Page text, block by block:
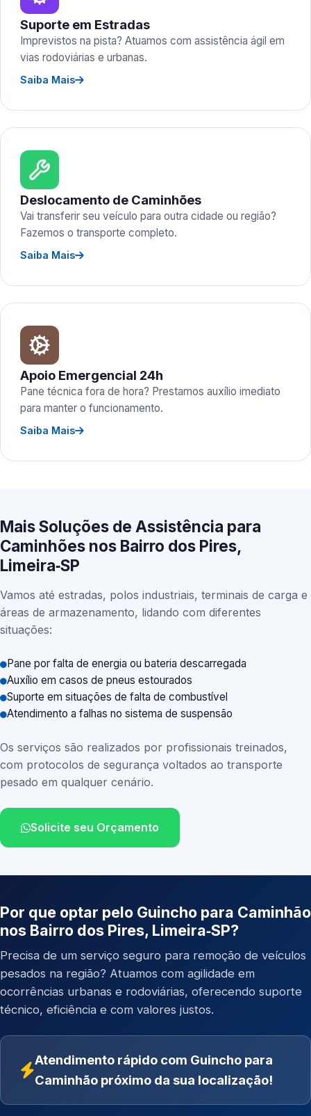
Suporte em Estradas
Imprevistos na pista? Atuamos com assistência ágil em
vias rodoviárias e urbanas.
Saiba Mais
Deslocamento de Caminhões
Vai transferir seu veículo para outra cidade ou região?
Fazemos o transporte completo.
Saiba Mais
Apoio Emergencial 24h
Pane técnica fora de hora? Prestamos auxílio imediato
para manter o funcionamento.
Saiba Mais
Mais Soluções de Assistência para
Caminhões nos Bairro dos Pires,
Limeira‑SP
Vamos até estradas, polos industriais, terminais de carga e
áreas de armazenamento, lidando com diferentes
situações:
Pane por falta de energia ou bateria descarregada
Auxílio em casos de pneus estourados
Suporte em situações de falta de combustível
Atendimento a falhas no sistema de suspensão
Os serviços são realizados por profissionais treinados,
com protocolos de segurança voltados ao transporte
pesado em qualquer cenário.
Solicite seu Orçamento
Por que optar pelo Guincho para Caminhão
nos Bairro dos Pires, Limeira‑SP?
Precisa de um serviço seguro para remoção de veículos
pesados na região? Atuamos com agilidade em
ocorrências urbanas e rodoviárias, oferecendo suporte
técnico, eficiência e com valores justos.
Atendimento rápido com Guincho para
Caminhão próximo da sua localização!